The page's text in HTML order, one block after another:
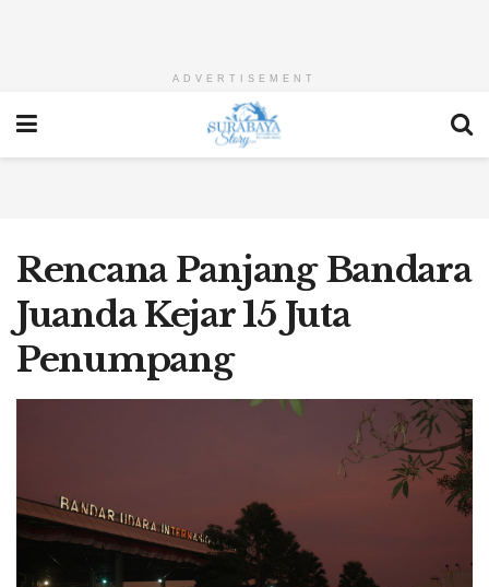
ADVERTISEMENT
Rencana Panjang Bandara
Juanda Kejar 15 Juta
Penumpang